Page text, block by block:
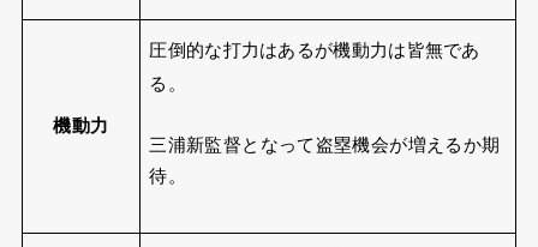
機動力
圧倒的な打力はあるが機動力は皆無であ
る。
三浦新監督となって盗塁機会が増えるか期
待。